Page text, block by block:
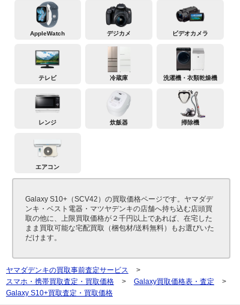
AppleWatch デジカメ ビデオカメラ
テレビ 冷蔵庫 洗濯機・衣類乾燥機
レンジ 炊飯器 掃除機
エアコン
Galaxy S10+（SCV42）の買取価格ページです。ヤマダデ
ンキ・ベスト電器・マツヤデンキの店舗へ持ち込む店頭買
取の他に、上限買取価格が２千円以上であれば、在宅した
まま買取可能な宅配買取（梱包材/送料無料）もお選びいた
だけます。
ヤマダデンキの買取事前査定サービス
>
スマホ・携帯買取査定・買取価格
> Galaxy買取価格表・査定
>
Galaxy S10+買取査定・買取価格